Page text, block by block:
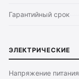
Гарантийный срок
ЭЛЕКТРИЧЕСКИЕ
Напряжение питания